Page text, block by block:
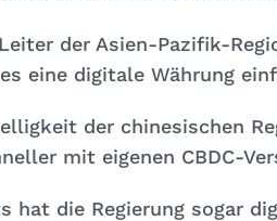
der Asien-Pazifik-
eine digitale Währung
der chinesischen
mit eigenen CBDC-
hat die Regierung sogar